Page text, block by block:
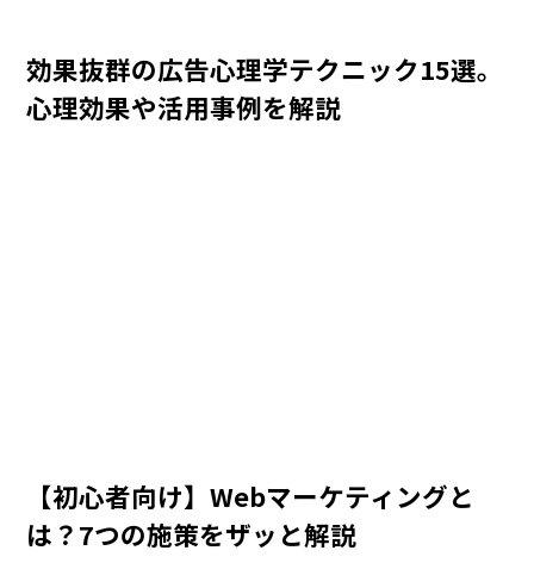
効果抜群の広告心理学テクニック15選。
心理効果や活用事例を解説
【初心者向け】Webマーケティングと
は？7つの施策をザッと解説